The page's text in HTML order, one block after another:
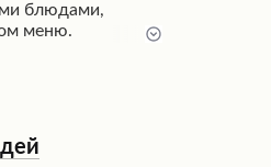
блюдами,
меню.
а живая
дополняет
с
это